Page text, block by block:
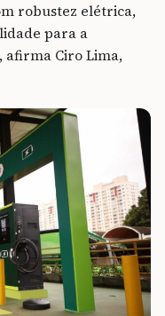
robustez elétrica,
para a
afirma Ciro Lima,